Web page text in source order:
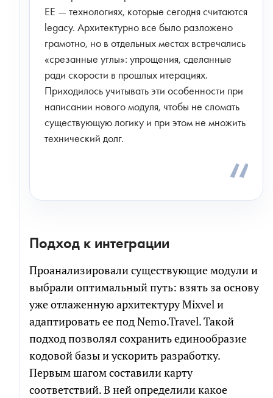
EE — технологиях, которые сегодня считаются
legacy. Архитектурно все было разложено
грамотно, но в отдельных местах встречались
«срезанные углы»: упрощения, сделанные
ради скорости в прошлых итерациях.
Приходилось учитывать эти особенности при
написании нового модуля, чтобы не сломать
существующую логику и при этом не множить
технический долг.
Подход к интеграции
Проанализировали существующие модули и
выбрали оптимальный путь: взять за основу
уже отлаженную архитектуру Mixvel и
адаптировать ее под Nemo.Travel. Такой
подход позволял сохранить единообразие
кодовой базы и ускорить разработку.
Первым шагом составили карту
соответствий. В ней определили какое